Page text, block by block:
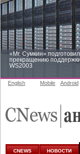
«Mr. Сумкин»
прекращению поддержки
WS2003
аналитике
English Mobile Android
CNEWS НОВОСТИ